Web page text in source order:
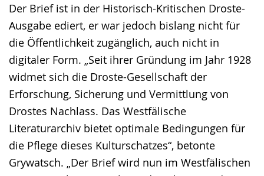
Der Brief ist in der Historisch-Kritischen Droste-
Ausgabe ediert, er war jedoch bislang nicht für
die Öffentlichkeit zugänglich, auch nicht in
digitaler Form. „Seit ihrer Gründung im Jahr 1928
widmet sich die Droste-Gesellschaft der
Erforschung, Sicherung und Vermittlung von
Drostes Nachlass. Das Westfälische
Literaturarchiv bietet optimale Bedingungen für
die Pflege dieses Kulturschatzes“, betonte
Grywatsch. „Der Brief wird nun im Westfälischen